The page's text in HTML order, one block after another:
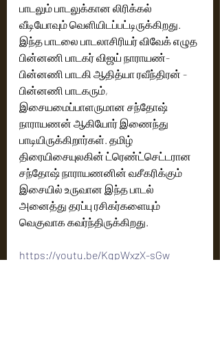
பாடலும் பாடலுக்கான லிரிக்கல்
வீடியோவும் வெளியிடப்பட்டிருக்கிறது.
இந்த பாடலை பாடலாசிரியர் விவேக் எழுத
பின்னணி பாடகர் விஜய் நாராயண்-
பின்னணி பாடகி ஆதித்யா ரவீந்திரன் -
பின்னணி பாடகரும்,
இசையமைப்பாளருமான சந்தோஷ்
நாராயணன் ஆகியோர் இணைந்து
பாடியிருக்கிறார்கள். தமிழ்
திரையிசையுலகின் ட்ரெண்ட்செட்டரான
சந்தோஷ் நாராயணனின் வசீகரிக்கும்
இசையில் உருவான இந்த பாடல்
அனைத்து தரப்பு ரசிகர்களையும்
வெகுவாக கவர்ந்திருக்கிறது.
https://youtu.be/KqpWxzX-sGw